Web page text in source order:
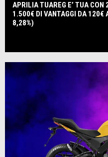
APRILIA TUAREG E’ TUA
1.500€ DI VANTAGGI DA 120€
8,28%)